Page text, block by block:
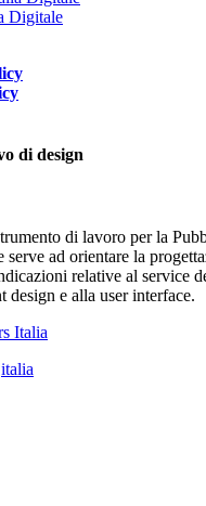
Digitale
di design
di lavoro per la
serve ad orientare la
relative al service
design e alla user interface.
Italia
italia